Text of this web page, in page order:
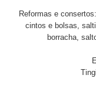
Reformas e
cintos e bolsas,
borracha,